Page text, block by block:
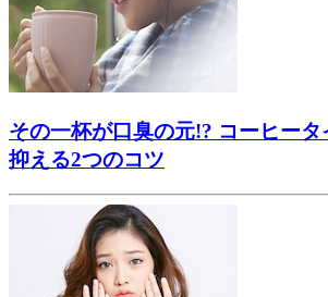
その一杯が口臭の元!? コーヒー
抑える2つのコツ